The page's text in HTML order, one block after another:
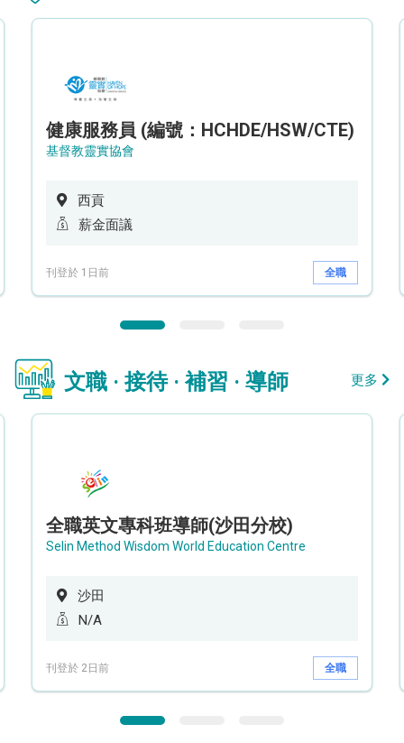
健康服務員 (編號：HCHDE/HSW/CTE)
基督教靈實協會
西貢
薪金面議
刊登於 1日前 全職
文職 · 接待 · 補習 · 導師 更多
全職英文專科班導師(沙田分校)
Selin Method Wisdom World Education Centre
沙田
N/A
刊登於 2日前 全職